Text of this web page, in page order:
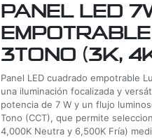
PANEL LED
3TONO (3K,
Panel LED cuadrado empotrable
una iluminación focalizada y
potencia de 7 W y un flujo
Tono (CCT), que permite
4,000K Neutra y 6,500K Fría)